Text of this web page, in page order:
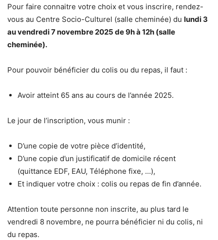
Pour faire connaitre votre choix et vous inscrire, rendez-
vous au Centre Socio-Culturel (salle cheminée) du lundi 3
au vendredi 7 novembre 2025 de 9h à 12h (salle
cheminée).
Pour pouvoir bénéficier du colis ou du repas, il faut :
Avoir atteint 65 ans au cours de l’année 2025.
Le jour de l’inscription, vous munir :
D’une copie de votre pièce d’identité,
D’une copie d’un justificatif de domicile récent
(quittance EDF, EAU, Téléphone fixe, …),
Et indiquer votre choix : colis ou repas de fin d’année.
Attention toute personne non inscrite, au plus tard le
vendredi 8 novembre, ne pourra bénéficier ni du colis, ni
du repas.